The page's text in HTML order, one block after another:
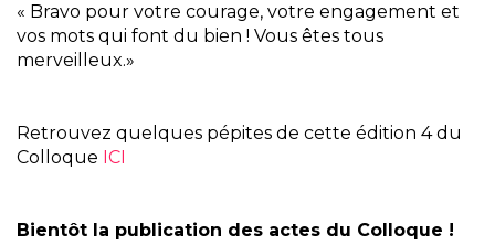
« Bravo pour votre courage, votre engagement et
vos mots qui font du bien ! Vous êtes tous
merveilleux.»
Retrouvez quelques pépites de cette édition 4 du
Colloque ICI
Bientôt la publication des actes du Colloque !